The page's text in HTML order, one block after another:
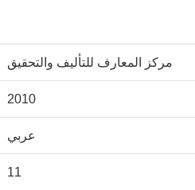
مركز المعارف للتأليف والتحقيق
2010
عربي
11